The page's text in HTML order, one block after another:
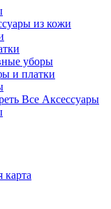
из кожи
уборы
и платки
Все Аксессуары
карта